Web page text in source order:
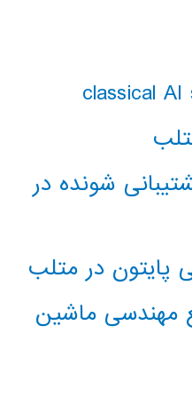
شونده در
پایتون در متلب
مهندسی ماشین